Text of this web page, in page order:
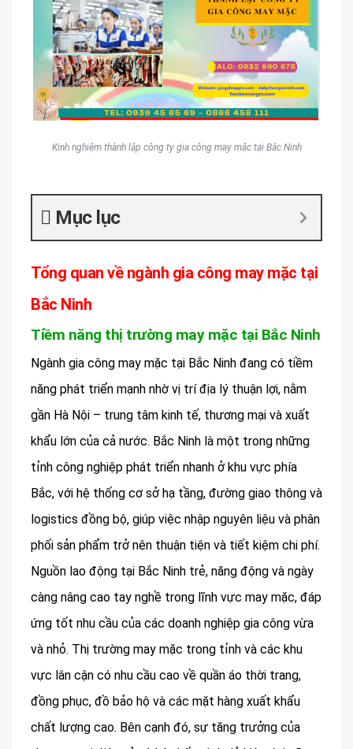
Kinh nghiệm thành lập công ty gia công may mặc tại Bắc Ninh
Mục lục
Tổng quan về ngành gia công may mặc tại
Bắc Ninh
Tiềm năng thị trường may mặc tại Bắc Ninh
Ngành gia công may mặc tại Bắc Ninh đang có tiềm
năng phát triển mạnh nhờ vị trí địa lý thuận lợi, nằm
gần Hà Nội – trung tâm kinh tế, thương mại và xuất
khẩu lớn của cả nước. Bắc Ninh là một trong những
tỉnh công nghiệp phát triển nhanh ở khu vực phía
Bắc, với hệ thống cơ sở hạ tầng, đường giao thông và
logistics đồng bộ, giúp việc nhập nguyên liệu và phân
phối sản phẩm trở nên thuận tiện và tiết kiệm chi phí.
Nguồn lao động tại Bắc Ninh trẻ, năng động và ngày
càng nâng cao tay nghề trong lĩnh vực may mặc, đáp
ứng tốt nhu cầu của các doanh nghiệp gia công vừa
và nhỏ. Thị trường may mặc trong tỉnh và các khu
vực lân cận có nhu cầu cao về quần áo thời trang,
đồng phục, đồ bảo hộ và các mặt hàng xuất khẩu
chất lượng cao. Bên cạnh đó, sự tăng trưởng của